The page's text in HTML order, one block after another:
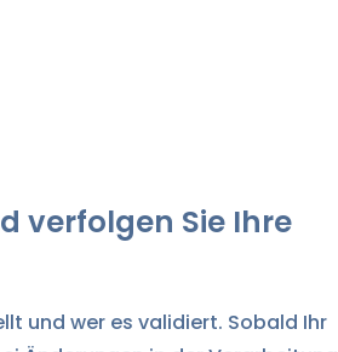
verfolgen Sie Ihre
und wer es validiert. Sobald Ihr